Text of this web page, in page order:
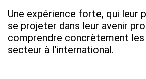
Une expérience forte, qui leur
se projeter dans leur avenir
comprendre concrètement
secteur à l’international.